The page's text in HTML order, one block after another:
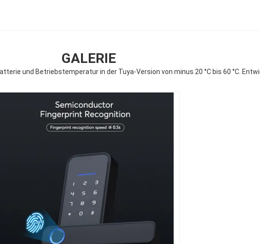
GALERIE
und Betriebstemperatur in der Tuya-Version von minus 20 °C bis 60 °C.